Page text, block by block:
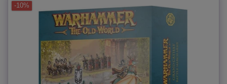
-10%